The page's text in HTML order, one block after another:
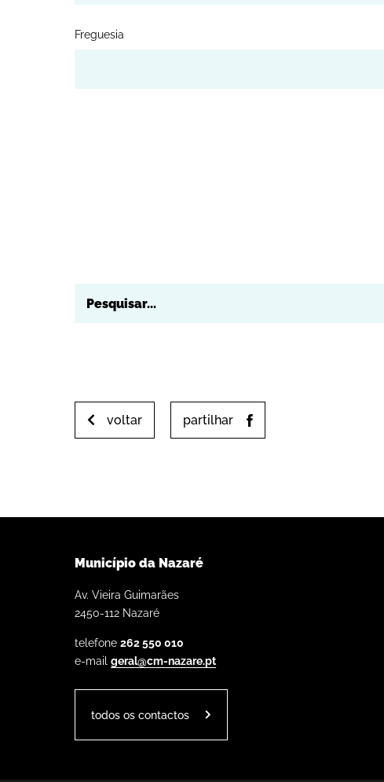
Freguesia
voltar partilhar
Município da Nazaré
Av. Vieira Guimarães
2450-112 Nazaré
telefone 262 550 010
e-mail geral@cm-nazare.pt
todos os contactos